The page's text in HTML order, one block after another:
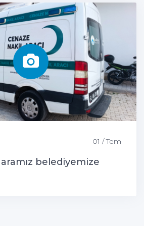
01 / Tem
belediyemize